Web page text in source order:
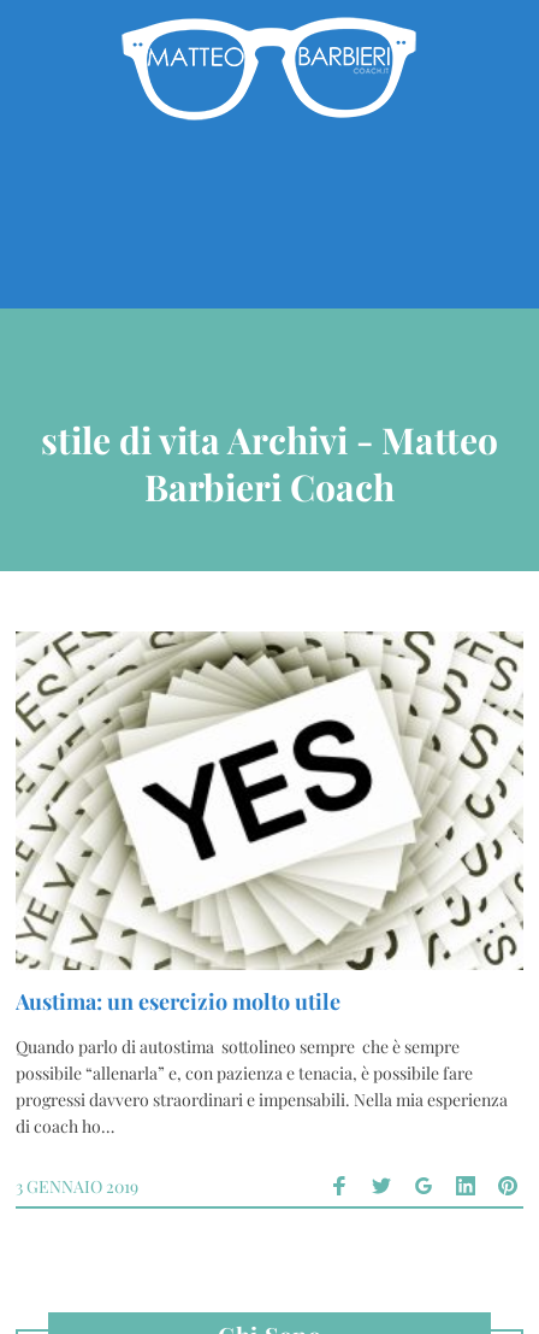
stile di vita Archivi - Matteo
Barbieri Coach
Austima: un esercizio molto utile
Quando parlo di autostima sottolineo sempre che è sempre
possibile “allenarla” e, con pazienza e tenacia, è possibile fare
progressi davvero straordinari e impensabili. Nella mia esperienza
di coach ho…
3 GENNAIO 2019